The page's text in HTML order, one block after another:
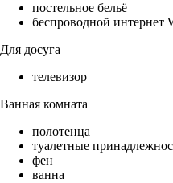
постельное бельё
беспроводной интернет
Для досуга
телевизор
Ванная комната
полотенца
туалетные
фен
ванна